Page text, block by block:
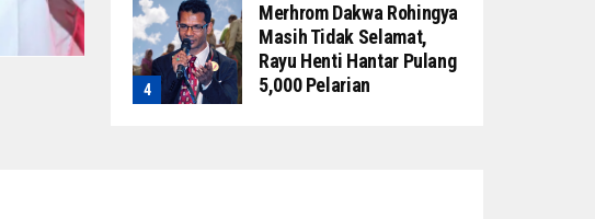
Merhrom Dakwa Rohingya
Masih Tidak Selamat,
Rayu Henti Hantar Pulang
5,000 Pelarian